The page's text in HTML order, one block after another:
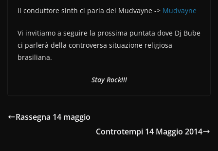
Il conduttore sinth ci parla dei Mudvayne -> Mudvayne
Vi invitiamo a seguire la prossima puntata dove Dj Bube
ci parlerà della controversa situazione religiosa
brasiliana.
Stay Rock!!!
Rassegna 14 maggio
Controtempi 14 Maggio 2014